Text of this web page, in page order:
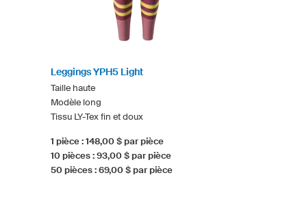
Leggings YPH5 Light
Taille haute
Modèle long
Tissu LY-Tex fin et doux
1 pièce : 148,00 $ par pièce
10 pièces : 93,00 $ par pièce
50 pièces : 69,00 $ par pièce